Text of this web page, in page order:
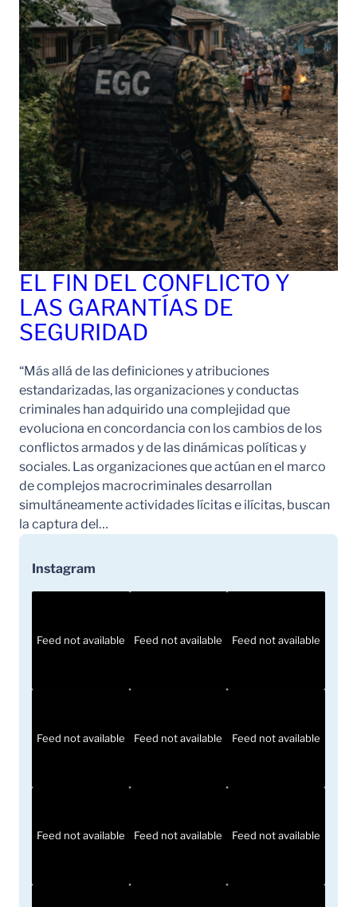
EL FIN DEL CONFLICTO Y
LAS GARANTÍAS DE
SEGURIDAD
“Más allá de las definiciones y atribuciones
estandarizadas, las organizaciones y conductas
criminales han adquirido una complejidad que
evoluciona en concordancia con los cambios de los
conflictos armados y de las dinámicas políticas y
sociales. Las organizaciones que actúan en el marco
de complejos macrocriminales desarrollan
simultáneamente actividades lícitas e ilícitas, buscan
la captura del…
Instagram
Feed not available Feed not available Feed not available
Feed not available Feed not available Feed not available
Feed not available Feed not available Feed not available